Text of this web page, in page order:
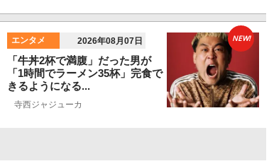
エンタメ 2026年08月07日
「牛丼2杯で満腹」だった男が
「1時間でラーメン35杯」完食で
きるようになる...
寺西ジャジューカ
NEW!